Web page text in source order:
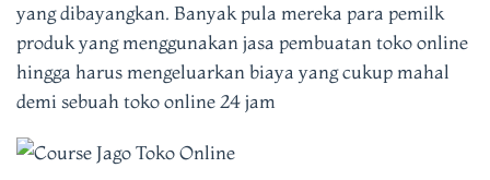
yang dibayangkan. Banyak pula mereka para pemilk
produk yang menggunakan jasa pembuatan toko online
hingga harus mengeluarkan biaya yang cukup mahal
demi sebuah toko online 24 jam